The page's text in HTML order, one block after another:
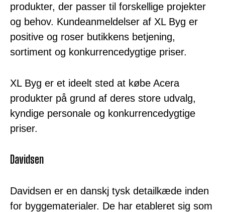
produkter, der passer til forskellige projekter
og behov. Kundeanmeldelser af XL Byg er
positive og roser butikkens betjening,
sortiment og konkurrencedygtige priser.
XL Byg er et ideelt sted at købe Acera
produkter på grund af deres store udvalg,
kyndige personale og konkurrencedygtige
priser.
Davidsen
Davidsen er en danskj tysk detailkæde inden
for byggematerialer. De har etableret sig som